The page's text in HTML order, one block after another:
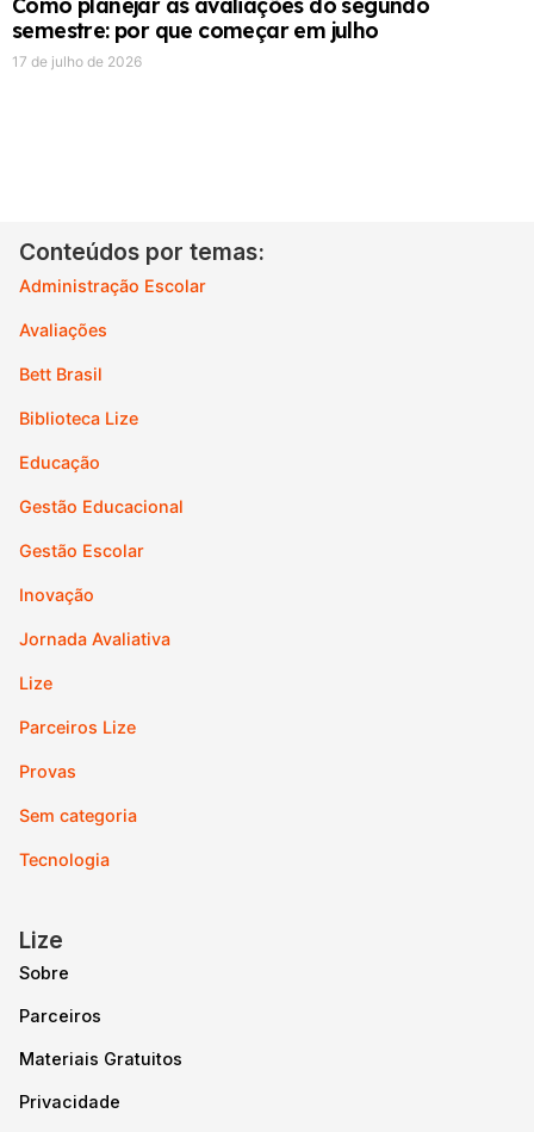
semestre: por que começar em julho
17 de julho de 2026
Conteúdos por temas:
Administração Escolar
Avaliações
Bett Brasil
Biblioteca Lize
Educação
Gestão Educacional
Gestão Escolar
Inovação
Jornada Avaliativa
Lize
Parceiros Lize
Provas
Sem categoria
Tecnologia
Lize
Sobre
Parceiros
Materiais Gratuitos
Privacidade